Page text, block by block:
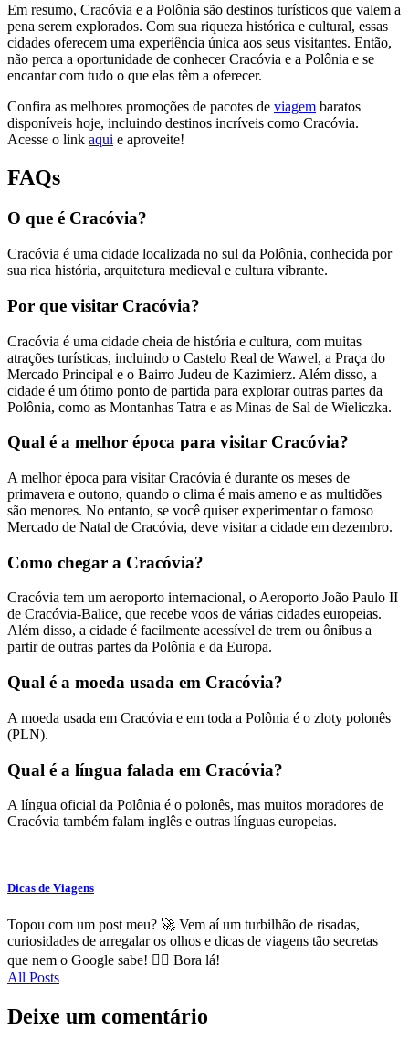
Em resumo, Cracóvia e a Polônia são destinos turísticos que valem a
pena serem explorados. Com sua riqueza histórica e cultural, essas
cidades oferecem uma experiência única aos seus visitantes. Então,
não perca a oportunidade de conhecer Cracóvia e a Polônia e se
encantar com tudo o que elas têm a oferecer.
Confira as melhores promoções de pacotes de viagem baratos
disponíveis hoje, incluindo destinos incríveis como Cracóvia.
Acesse o link aqui e aproveite!
FAQs
O que é Cracóvia?
Cracóvia é uma cidade localizada no sul da Polônia, conhecida por
sua rica história, arquitetura medieval e cultura vibrante.
Por que visitar Cracóvia?
Cracóvia é uma cidade cheia de história e cultura, com muitas
atrações turísticas, incluindo o Castelo Real de Wawel, a Praça do
Mercado Principal e o Bairro Judeu de Kazimierz. Além disso, a
cidade é um ótimo ponto de partida para explorar outras partes da
Polônia, como as Montanhas Tatra e as Minas de Sal de Wieliczka.
Qual é a melhor época para visitar Cracóvia?
A melhor época para visitar Cracóvia é durante os meses de
primavera e outono, quando o clima é mais ameno e as multidões
são menores. No entanto, se você quiser experimentar o famoso
Mercado de Natal de Cracóvia, deve visitar a cidade em dezembro.
Como chegar a Cracóvia?
Cracóvia tem um aeroporto internacional, o Aeroporto João Paulo II
de Cracóvia-Balice, que recebe voos de várias cidades europeias.
Além disso, a cidade é facilmente acessível de trem ou ônibus a
partir de outras partes da Polônia e da Europa.
Qual é a moeda usada em Cracóvia?
A moeda usada em Cracóvia e em toda a Polônia é o zloty polonês
(PLN).
Qual é a língua falada em Cracóvia?
A língua oficial da Polônia é o polonês, mas muitos moradores de
Cracóvia também falam inglês e outras línguas europeias.
Dicas de Viagens
Topou com um post meu? 🚀 Vem aí um turbilhão de risadas,
curiosidades de arregalar os olhos e dicas de viagens tão secretas
que nem o Google sabe! 🕵️‍♂️ Bora lá!
All Posts
Deixe um comentário